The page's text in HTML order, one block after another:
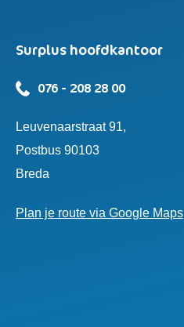
Surplus hoofdkantoor
076 - 208 28 00
Leuvenaarstraat 91,
Postbus 90103
Breda
Plan je route via Google Maps